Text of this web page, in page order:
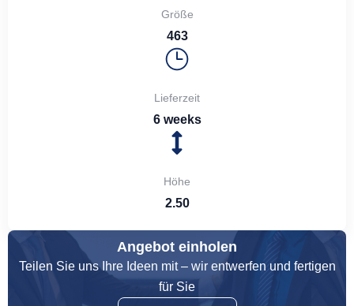
Größe
463
Lieferzeit
6 weeks
Höhe
2.50
Angebot einholen
Teilen Sie uns Ihre Ideen mit – wir entwerfen und fertigen
für Sie